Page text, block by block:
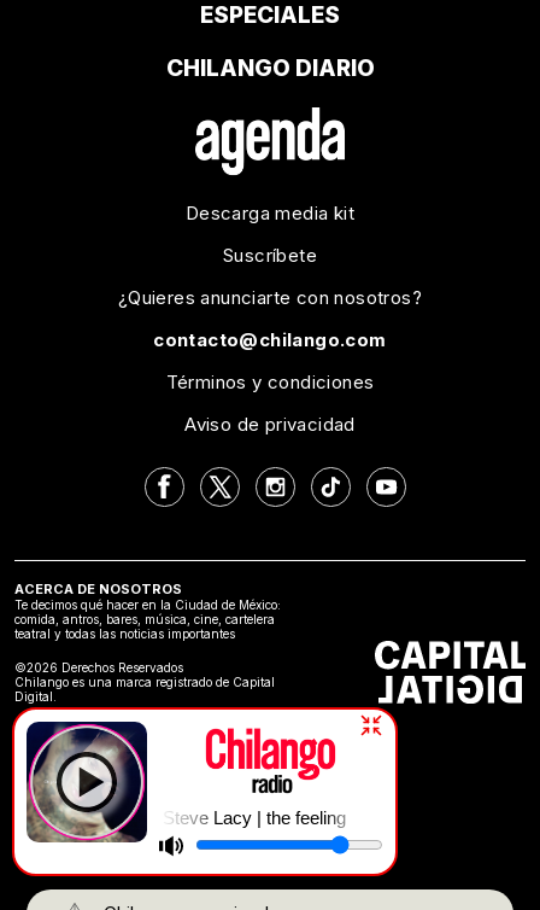
Steve Lacy | the feeling
ESPECIALES
CHILANGO DIARIO
Descarga media kit
Suscríbete
¿Quieres anunciarte con nosotros?
contacto@chilango.com
Términos y condiciones
Aviso de privacidad
ACERCA DE NOSOTROS
Te decimos qué hacer en la Ciudad de México:
comida, antros, bares, música, cine, cartelera
teatral y todas las noticias importantes
©2026 Derechos Reservados
Chilango es una marca registrado de Capital
Digital.